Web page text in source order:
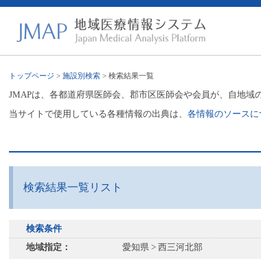
トップページ >施設別検索 > 検索結果一覧
JMAPは、各都道府県医師会、郡市区医師会や会員が、自地
当サイトで使用している各種情報の出典は、各情報のソースに
検索結果一覧リスト
検索条件
地域指定：
愛知県 > 西三河北部